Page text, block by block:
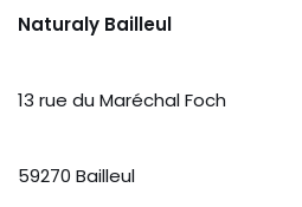
Naturaly Bailleul
13 rue du Maréchal Foch
59270 Bailleul